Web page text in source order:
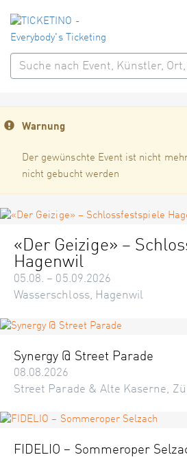
Warnung
Der gewünschte Event ist nicht
nicht gebucht werden
«Der Geizige» –
Hagenwil
05.08. – 05.09.2026
Wasserschloss, Hagenwil
Synergy @ Street Parade
08.08.2026
Street Parade & Alte Kaserne,
FIDELIO – Sommeroper